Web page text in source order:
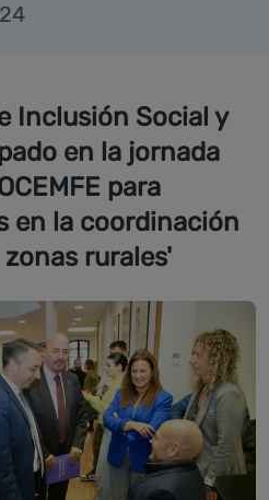
Inclusión Social y
en la jornada
para
en la coordinación
rurales'